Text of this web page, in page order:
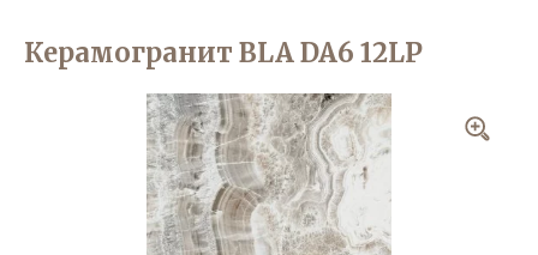
Керамогранит BLA DA6 12LP